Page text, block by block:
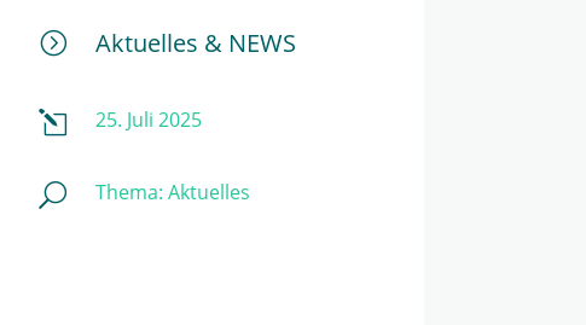
= Aktuelles & NEWS
l 25. Juli 2025
U Thema:Aktuelles